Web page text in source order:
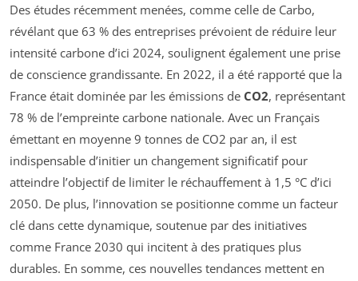
Des études récemment menées, comme celle de Carbo,
révélant que 63 % des entreprises prévoient de réduire leur
intensité carbone d’ici 2024, soulignent également une prise
de conscience grandissante. En 2022, il a été rapporté que la
France était dominée par les émissions de CO2, représentant
78 % de l’empreinte carbone nationale. Avec un Français
émettant en moyenne 9 tonnes de CO2 par an, il est
indispensable d’initier un changement significatif pour
atteindre l’objectif de limiter le réchauffement à 1,5 °C d’ici
2050. De plus, l’innovation se positionne comme un facteur
clé dans cette dynamique, soutenue par des initiatives
comme France 2030 qui incitent à des pratiques plus
durables. En somme, ces nouvelles tendances mettent en